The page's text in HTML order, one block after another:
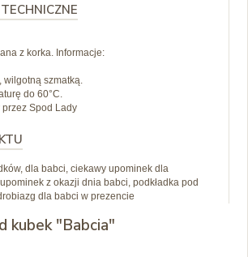
z korka. Informacje:
wilgotną szmatką.
do 60°C.
przez Spod Lady
dla babci, ciekawy upominek dla
z okazji dnia babci, podkładka pod
dla babci w prezencie
kubek "Babcia"